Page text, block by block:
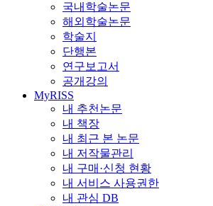
국내학술논문
해외학술논문
학술지
단행본
연구보고서
공개강의
MyRISS
내 추천논문
내 책장
내 최근 본 논문
내 저작물관리
내 구매·신청 현황
내 서비스 사용권한
내 관심 DB